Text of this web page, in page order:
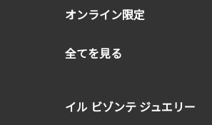
オンライン限定
全てを見る
イル ビゾンテ ジュエリー